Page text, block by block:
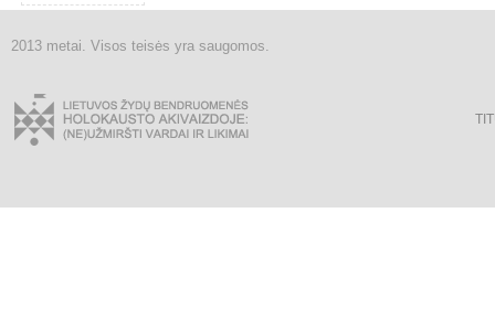
2013 metai. Visos teisės yra saugomos.